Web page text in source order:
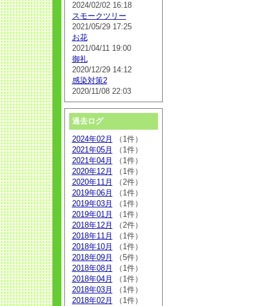
2024/02/02 16:18
スモークツリー
2021/05/29 17:25
お花
2021/04/11 19:00
御礼
2020/12/29 14:12
感染対策2
2020/11/08 22:03
過去ログ
2024年02月
（1件）
2021年05月
（1件）
2021年04月
（1件）
2020年12月
（1件）
2020年11月
（2件）
2019年06月
（1件）
2019年03月
（1件）
2019年01月
（1件）
2018年12月
（2件）
2018年11月
（1件）
2018年10月
（1件）
2018年09月
（5件）
2018年08月
（1件）
2018年04月
（1件）
2018年03月
（1件）
2018年02月
（1件）